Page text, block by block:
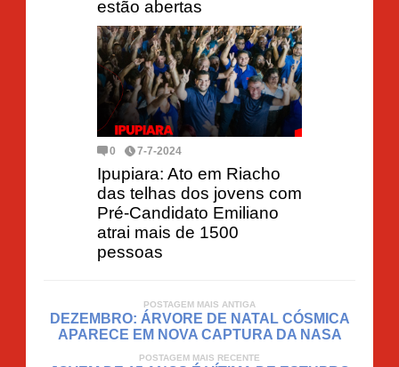
estão abertas
0 7-7-2024
Ipupiara: Ato em Riacho
das telhas dos jovens com
Pré-Candidato Emiliano
atrai mais de 1500
pessoas
POSTAGEM MAIS ANTIGA
DEZEMBRO: ÁRVORE DE NATAL CÓSMICA
APARECE EM NOVA CAPTURA DA NASA
POSTAGEM MAIS RECENTE